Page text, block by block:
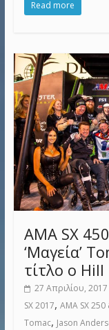
Read more
AMA SX
‘Μαγεία’
τίτλο ο Hill
27 Απριλίου, 2017
SX 2017, AMA SX 250
Tomac, Jason